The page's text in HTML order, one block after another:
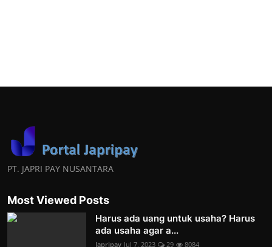
PT. JAPRI PAY NUSANTARA
Most Viewed Posts
Harus ada uang untuk usaha? Harus
ada usaha agar a...
Japripay Jul 7, 2023 29 8084